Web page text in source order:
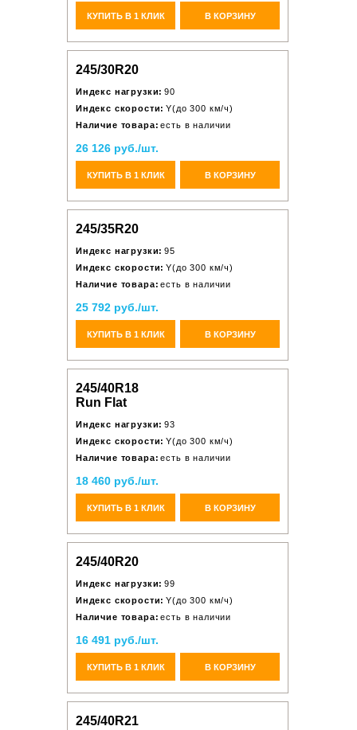
КУПИТЬ В 1 КЛИК В КОРЗИНУ
245/30R20
Индекс нагрузки: 90
Индекс скорости: Y(до 300 км/ч)
Наличие товара: есть в наличии
26 126 руб./шт.
КУПИТЬ В 1 КЛИК В КОРЗИНУ
245/35R20
Индекс нагрузки: 95
Индекс скорости: Y(до 300 км/ч)
Наличие товара: есть в наличии
25 792 руб./шт.
КУПИТЬ В 1 КЛИК В КОРЗИНУ
245/40R18
Run Flat
Индекс нагрузки: 93
Индекс скорости: Y(до 300 км/ч)
Наличие товара: есть в наличии
18 460 руб./шт.
КУПИТЬ В 1 КЛИК В КОРЗИНУ
245/40R20
Индекс нагрузки: 99
Индекс скорости: Y(до 300 км/ч)
Наличие товара: есть в наличии
16 491 руб./шт.
КУПИТЬ В 1 КЛИК В КОРЗИНУ
245/40R21